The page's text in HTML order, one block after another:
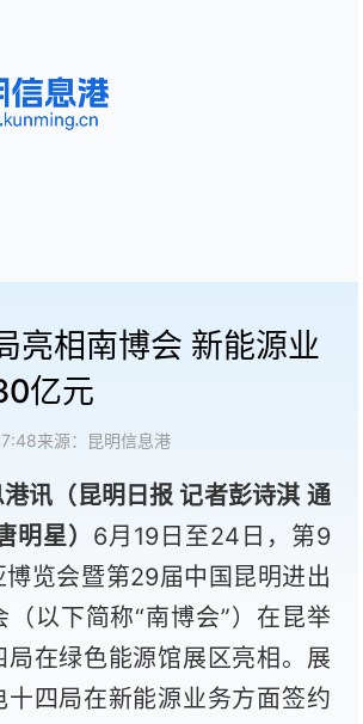
亮相南博会 新能源业
亿元
来源：昆明信息港
讯（昆明日报 记者彭诗淇 通
明星） 6月19日至24日，第9
览会暨第29届中国昆明进出
（以下简称“南博会”）在昆举
局在绿色能源馆展区亮相。展
十四局在新能源业务方面签约